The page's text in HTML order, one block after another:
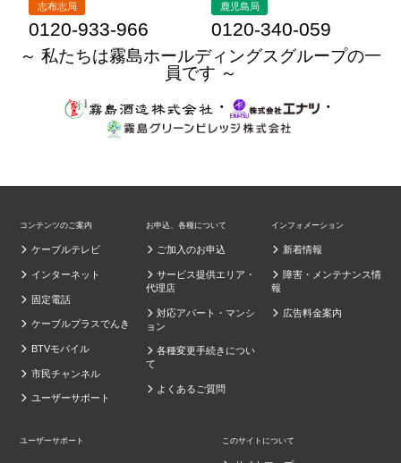
志布志局
0120-933-966
鹿児島局
0120-340-059
～ 私たちは霧島ホールディングスグループの一
員です ～
・
・
コンテンツのご案内
ケーブルテレビ
インターネット
固定電話
ケーブルプラスでんき
BTVモバイル
市民チャンネル
ユーザーサポート
お申込、各種について
ご加入のお申込
サービス提供エリア・
代理店
対応アパート・マンシ
ョン
各種変更手続きについ
て
よくあるご質問
インフォメーション
新着情報
障害・メンテナンス情
報
広告料金案内
ユーザーサポート このサイトについて